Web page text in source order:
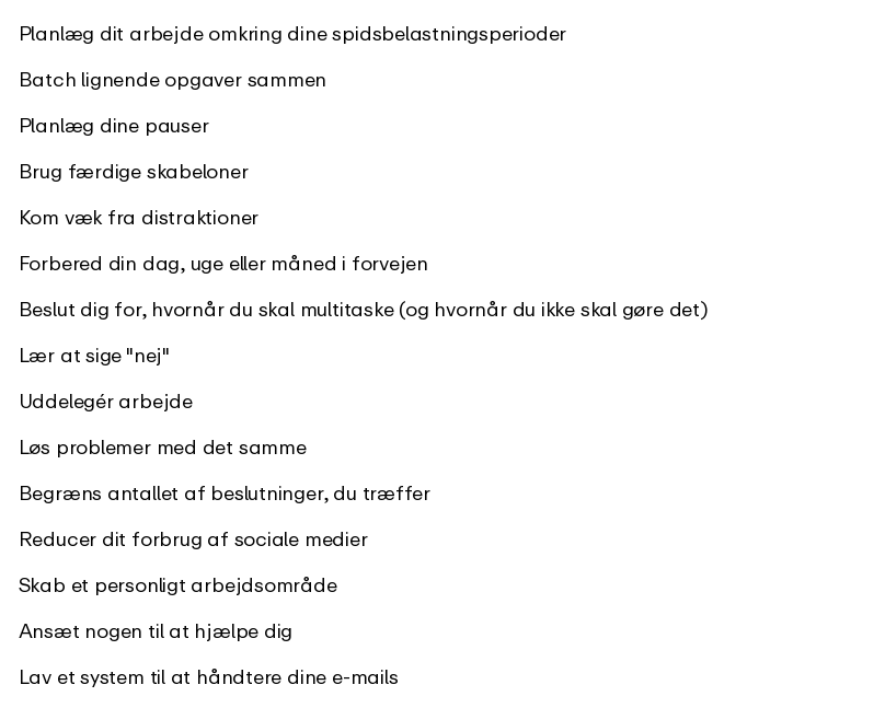
Planlæg dit arbejde omkring dine spidsbelastningsperioder
Batch lignende opgaver sammen
Planlæg dine pauser
Brug færdige skabeloner
Kom væk fra distraktioner
Forbered din dag, uge eller måned i forvejen
Beslut dig for, hvornår du skal multitaske (og hvornår du ikke skal gøre det)
Lær at sige "nej"
Uddelegér arbejde
Løs problemer med det samme
Begræns antallet af beslutninger, du træffer
Reducer dit forbrug af sociale medier
Skab et personligt arbejdsområde
Ansæt nogen til at hjælpe dig
Lav et system til at håndtere dine e-mails